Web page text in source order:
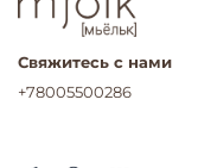
Свяжитесь с нами
+78005500286